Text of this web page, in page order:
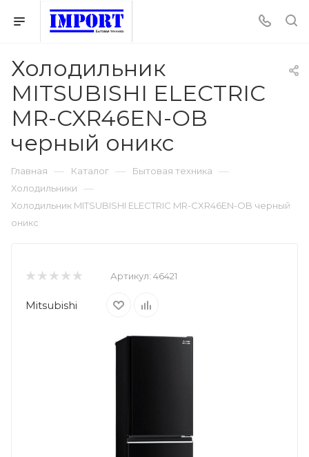
Холодильник
MITSUBISHI ELECTRIC
MR-CXR46EN-OB
черный оникс
Главная — Каталог — Бытовая техника —
Холодильники —
Холодильник MITSUBISHI ELECTRIC MR-CXR46EN-OB черный
оникс
Артикул: 46421
Mitsubishi